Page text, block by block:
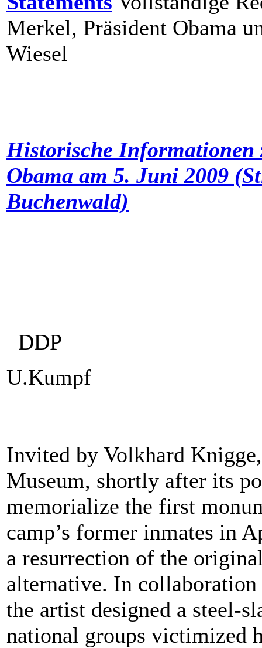
Merkel, Präsident Obama
Wiesel
Historische Informationen
Obama am 5. Juni 2009
Buchenwald)
DDP
U.Kumpf
Invited by Volkhard
Museum, shortly after its
memorialize the first
camp’s former inmates in
a resurrection of the
alternative. In
the artist designed a steel-
national groups victimized